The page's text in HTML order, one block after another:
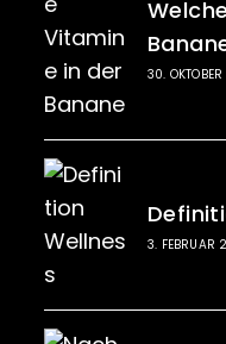
30.
3. FEBRUAR